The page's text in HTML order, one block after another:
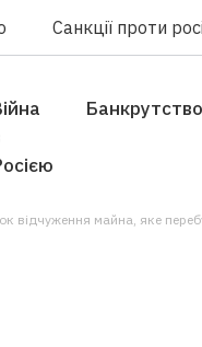
Санкції проти
Банкрутство
відчуження майна, яке